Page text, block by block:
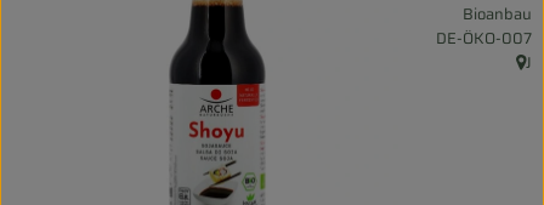
Entspannt durch die FERIEN
Obst & Gemüse
Bioanbau
, Kontrollstelle:
DE-ÖKO-007
,J